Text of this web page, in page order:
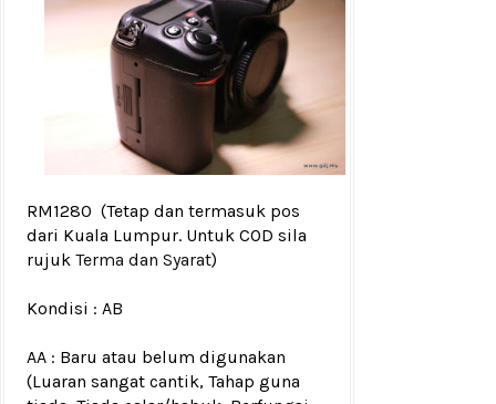
RM1280 (Tetap dan termasuk pos
dari Kuala Lumpur. Untuk COD sila
rujuk Terma dan Syarat)
Kondisi : AB
AA : Baru atau belum digunakan
(Luaran sangat cantik, Tahap guna